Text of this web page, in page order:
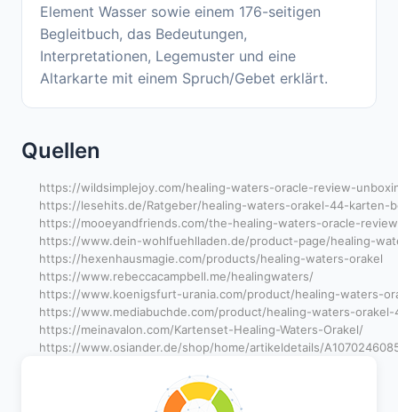
Element Wasser sowie einem 176-seitigen
Begleitbuch, das Bedeutungen,
Interpretationen, Legemuster und eine
Altarkarte mit einem Spruch/Gebet erklärt.
Quellen
https://wildsimplejoy.com/healing-waters-oracle-review-
https://lesehits.de/Ratgeber/healing-waters-orakel-44-karten-
https://mooeyandfriends.com/the-healing-waters-oracle-
https://www.dein-wohlfuehlladen.de/product-page/healing-
https://hexenhausmagie.com/products/healing-waters-orakel
https://www.rebeccacampbell.me/healingwaters/
https://www.koenigsfurt-urania.com/product/healing-waters-
https://www.mediabuchde.com/product/healing-waters-
https://meinavalon.com/Kartenset-Healing-Waters-Orakel/
https://www.osiander.de/shop/home/artikeldetails/